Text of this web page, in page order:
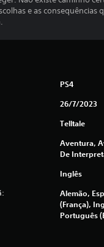
e as consequências
PS4
26/7/2023
Telltale
Aventura,
De
Inglês
Alemão,
(França),
Português